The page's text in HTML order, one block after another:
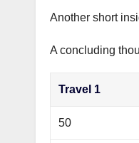
Another short
A concluding
Travel 1
50